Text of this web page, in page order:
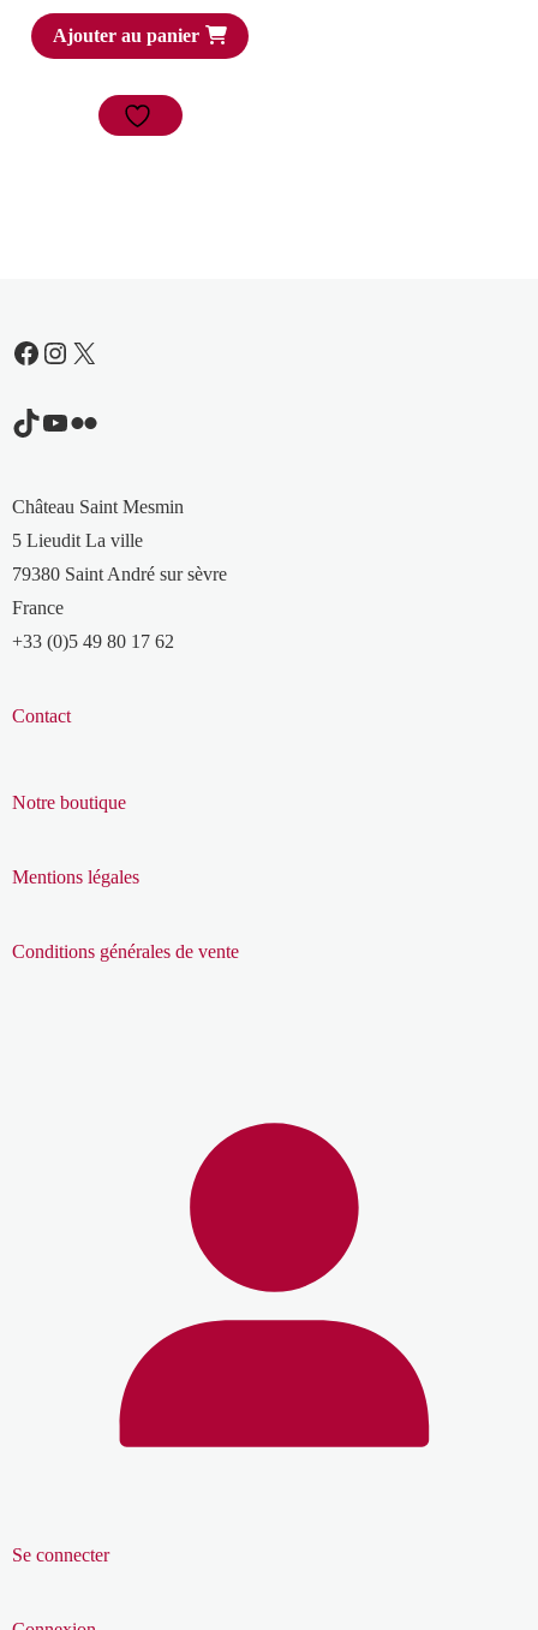
Ajouter au panier
Facebook
Instagram
X
TikTok
YouTube
Flickr
Château Saint Mesmin
5 Lieudit La ville
79380 Saint André sur sèvre
France
+33 (0)5 49 80 17 62
Contact
Notre boutique
Mentions légales
Conditions générales de vente
Se connecter